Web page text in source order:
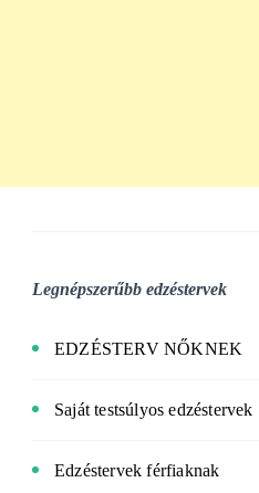
Legnépszerűbb edzéstervek
EDZÉSTERV NŐKNEK
Saját testsúlyos edzéstervek
Edzéstervek férfiaknak